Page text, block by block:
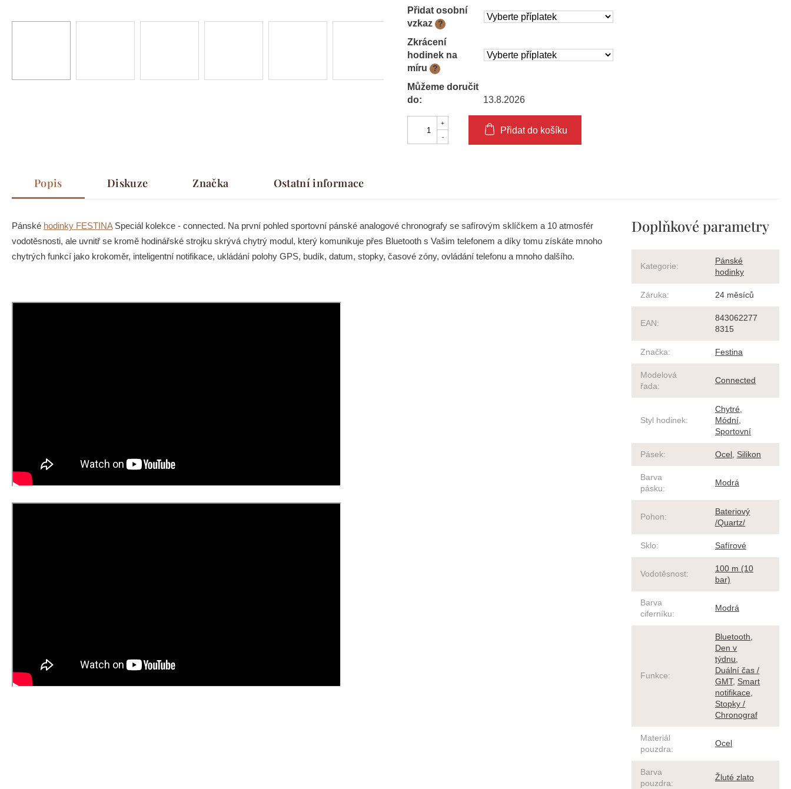
Přidat osobní
vzkaz
?
Zkrácení
hodinek na
míru
?
Můžeme doručit
do:
13.8.2026
Přidat do košíku
Popis Diskuze Značka Ostatní informace
Pánské hodinky FESTINASpeciál kolekce - connected. Na první pohled sportovní pánské analogové chronografy se safírovým sklíčkem a 10 atmosfér
vodotěsnosti, ale uvnitř se kromě hodinářské strojku skrývá chytrý modul, který komunikuje přes Bluetooth s Vašim telefonem a díky tomu získáte mnoho
chytrých funkcí jako krokoměr, inteligentní notifikace, ukládání polohy GPS, budík, datum, stopky, časové zóny, ovládání telefonu a mnoho dalšího.
Doplňkové parametry
Kategorie:
Pánské
hodinky
Záruka: 24 měsíců
EAN:
843062277
8315
Značka: Festina
Modelová
řada:
Connected
Styl hodinek:
Chytré,
Módní,
Sportovní
Pásek: Ocel, Silikon
Barva
pásku:
Modrá
Pohon:
Bateriový
/Quartz/
Sklo: Safírové
Vodotěsnost:
100 m (10
bar)
Barva
ciferníku:
Modrá
Funkce:
Bluetooth,
Den v
týdnu,
Duální čas /
GMT, Smart
notifikace,
Stopky /
Chronograf
Materiál
pouzdra:
Ocel
Barva
pouzdra:
Žluté zlato